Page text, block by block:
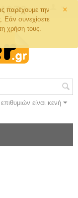
×
παρέχουμε την
Εάν συνεχίσετε
χρήση τους.
είναι κενή